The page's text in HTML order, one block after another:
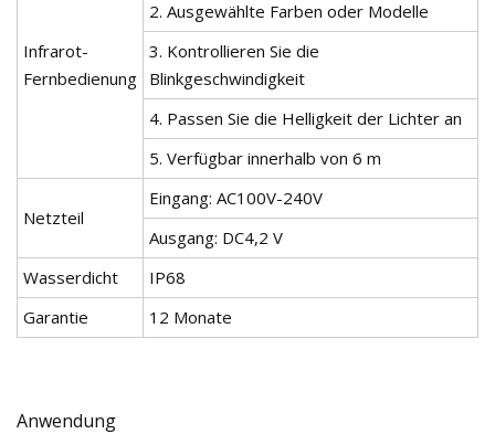
Infrarot-
Fernbedienung
2. Ausgewählte Farben oder Modelle
3. Kontrollieren Sie die
Blinkgeschwindigkeit
4. Passen Sie die Helligkeit der Lichter an
5. Verfügbar innerhalb von 6 m
Netzteil
Eingang: AC100V-240V
Ausgang: DC4,2 V
Wasserdicht
IP68
Garantie
12 Monate
Anwendung